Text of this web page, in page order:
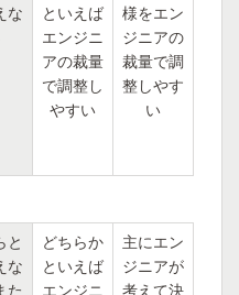
な
といえば
エンジニ
アの裁量
で調整し
やすい
様をエン
ジニアの
裁量で調
整しやす
い
と
な
た
どちらか
といえば
エンジニ
主にエン
ジニアが
考えて決